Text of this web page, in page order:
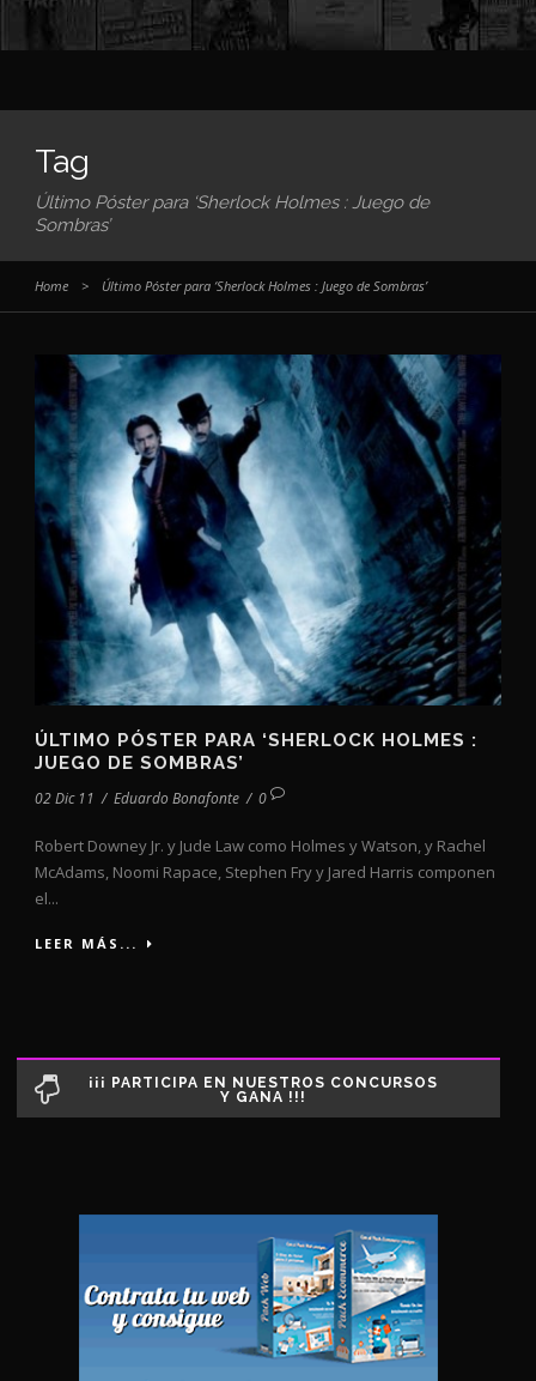
Tag
Último Póster para ‘Sherlock Holmes : Juego de
Sombras’
Home > Último Póster para ‘Sherlock Holmes : Juego de Sombras’
ÚLTIMO PÓSTER PARA ‘SHERLOCK HOLMES :
JUEGO DE SOMBRAS’
02 Dic 11 / Eduardo Bonafonte / 0
Robert Downey Jr. y Jude Law como Holmes y Watson, y Rachel
McAdams, Noomi Rapace, Stephen Fry y Jared Harris componen
el...
LEER MÁS...
¡¡¡ PARTICIPA EN NUESTROS CONCURSOS
Y GANA !!!